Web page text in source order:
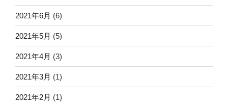
2021年6月 (6)
2021年5月 (5)
2021年4月 (3)
2021年3月 (1)
2021年2月 (1)